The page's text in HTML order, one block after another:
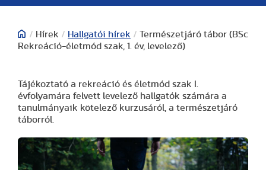
/ Hírek / Hallgatói hírek / Természetjáró tábor (BSc
Rekreáció-életmód szak, 1. év, levelező)
Tájékoztató a rekreáció és életmód szak I.
évfolyamára felvett levelező hallgatók számára a
tanulmányaik kötelező kurzusáról, a természetjáró
táborról.